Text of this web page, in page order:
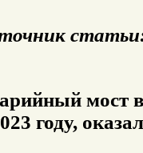
мост
году,